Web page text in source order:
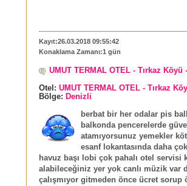
Kayıt:26.03.2018 09:55:42
Konaklama Zamanı:1 gün
UMUT TERMAL OTEL - Tırkaz Köyü
Otel: UMUT TERMAL OTEL - Tırkaz
Bölge: Denizli
berbat bir her odalar pis
balkonda pencerelerde
atamıyorsunuz yemekler
esanf lokantasında daha
havuz başı lobi çok pahalı otel servisi
alabileceğiniz yer yok canlı müzik var
çalışmıyor gitmeden önce ücret